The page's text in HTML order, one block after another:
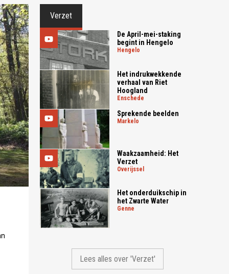
Verzet
De April-mei-staking
begint in Hengelo
hengelo
Het indrukwekkende
verhaal van Riet
Hoogland
enschede
Sprekende beelden
markelo
Waakzaamheid: Het
Verzet
overijssel
Het onderduikschip in
het Zwarte Water
genne
Lees alles over 'Verzet'